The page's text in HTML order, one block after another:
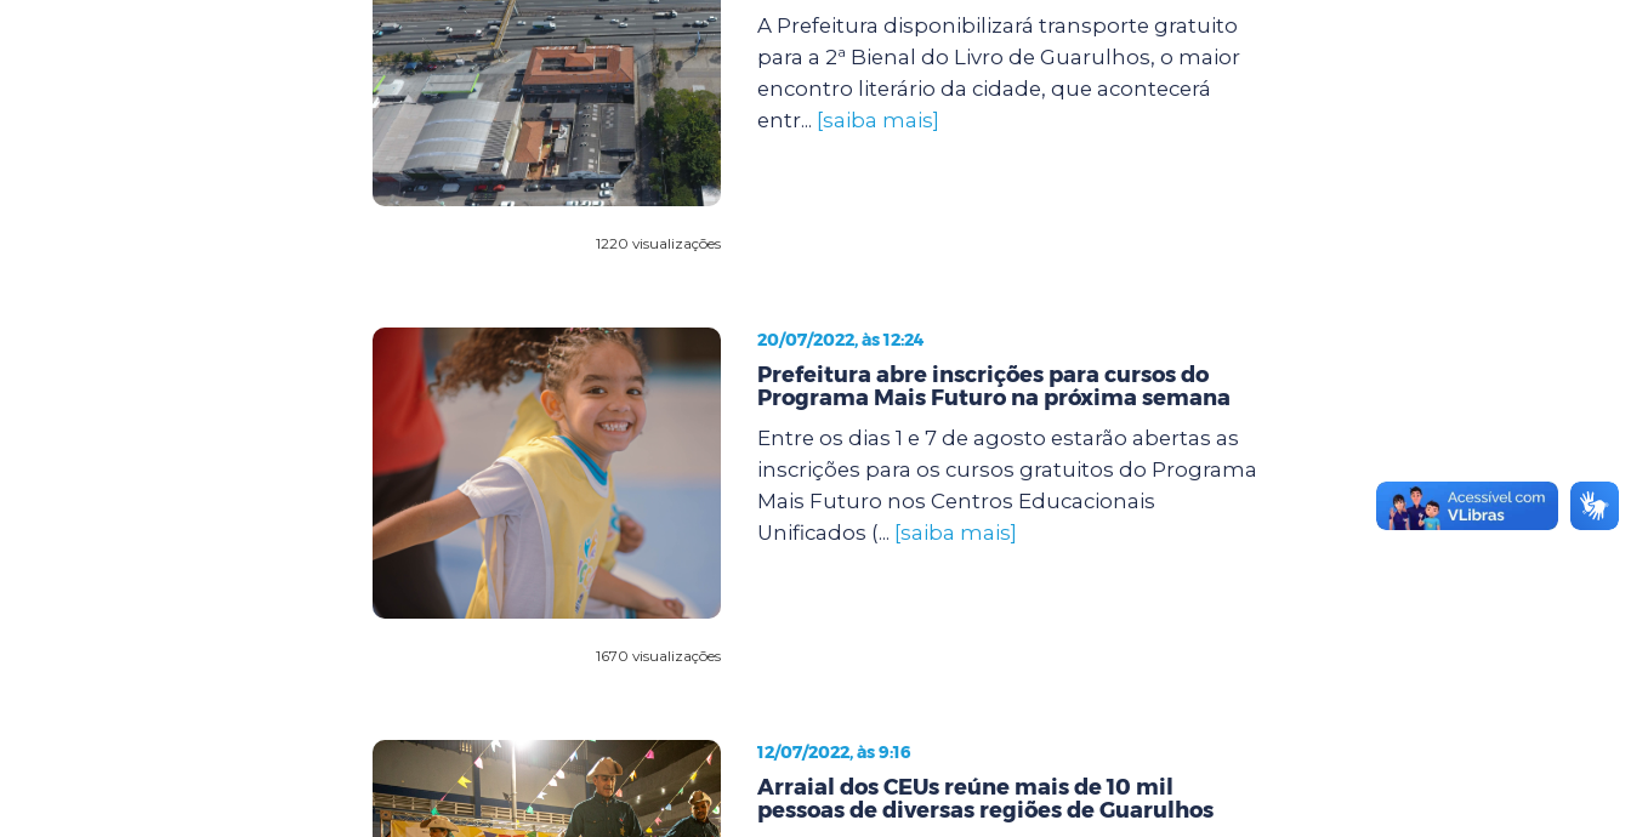
1220 visualizações
A Prefeitura disponibilizará transporte gratuito
para a 2ª Bienal do Livro de Guarulhos, o maior
encontro literário da cidade, que acontecerá
entr... [saiba mais]
1670 visualizações
20/07/2022, às 12:24
Prefeitura abre inscrições para cursos do
Programa Mais Futuro na próxima semana
Entre os dias 1 e 7 de agosto estarão abertas as
inscrições para os cursos gratuitos do Programa
Mais Futuro nos Centros Educacionais
Unificados (... [saiba mais]
12/07/2022, às 9:16
Arraial dos CEUs reúne mais de 10 mil
pessoas de diversas regiões de Guarulhos